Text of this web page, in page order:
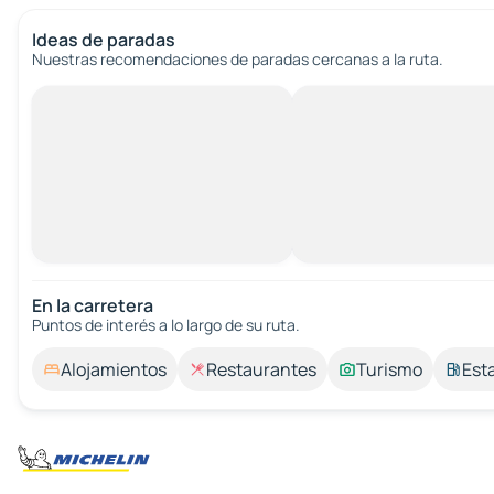
Ideas de paradas
Nuestras recomendaciones de paradas cercanas a la ruta.
En la carretera
Puntos de interés a lo largo de su ruta.
Alojamientos Restaurantes Turismo